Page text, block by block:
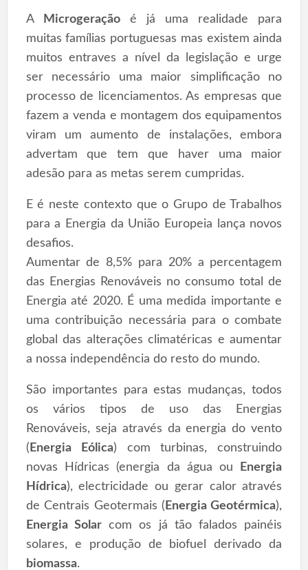
A Microgeraçãoé já uma realidade para
muitas famílias portuguesas mas existem ainda
muitos entraves a nível da legislação e urge
ser necessário uma maior simplificação no
processo de licenciamentos. As empresas que
fazem a venda e montagem dos equipamentos
viram um aumento de instalações, embora
advertam que tem que haver uma maior
adesão para as metas serem cumpridas.
E é neste contexto que o Grupo de Trabalhos
para a Energia da União Europeia lança novos
desafios.
Aumentar de 8,5% para 20% a percentagem
das Energias Renováveis no consumo total de
Energia até 2020. É uma medida importante e
uma contribuição necessária para o combate
global das alterações climatéricas e aumentar
a nossa independência do resto do mundo.
São importantes para estas mudanças, todos
os vários tipos de uso das Energias
Renováveis, seja através da energia do vento
( Energia Eólica) com turbinas, construindo
novas Hídricas (energia da água ou
Energia
Hídrica), electricidade ou gerar calor através
de Centrais Geotermais ( Energia Geotérmica),
Energia Solarcom os já tão falados painéis
solares, e produção de biofuel derivado da
biomassa.